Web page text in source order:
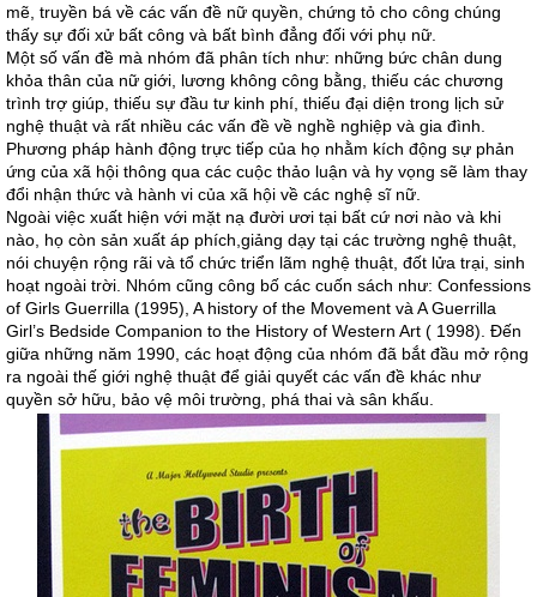
mẽ, truyền bá về các vấn đề nữ quyền, chứng tỏ cho công chúng
thấy sự đối xử bất công và bất bình đẳng đối với phụ nữ.
Một số vấn đề mà nhóm đã phân tích như: những bức chân dung
khỏa thân của nữ giới, lương không công bằng, thiếu các chương
trình trợ giúp, thiếu sự đầu tư kinh phí, thiếu đại diện trong lịch sử
nghệ thuật và rất nhiều các vấn đề về nghề nghiệp và gia đình.
Phương pháp hành động trực tiếp của họ nhằm kích động sự phản
ứng của xã hội thông qua các cuộc thảo luận và hy vọng sẽ làm thay
đổi nhận thức và hành vi của xã hội về các nghệ sĩ nữ.
Ngoài việc xuất hiện với mặt nạ đười ươi tại bất cứ nơi nào và khi
nào, họ còn sản xuất áp phích,giảng dạy tại các trường nghệ thuật,
nói chuyện rộng rãi và tổ chức triển lãm nghệ thuật, đốt lửa trại, sinh
hoạt ngoài trời. Nhóm cũng công bố các cuốn sách như: Confessions
of Girls Guerrilla (1995), A history of the Movement và A Guerrilla
Girl’s Bedside Companion to the History of Western Art ( 1998). Đến
giữa những năm 1990, các hoạt động của nhóm đã bắt đầu mở rộng
ra ngoài thế giới nghệ thuật để giải quyết các vấn đề khác như
quyền sở hữu, bảo vệ môi trường, phá thai và sân khấu.